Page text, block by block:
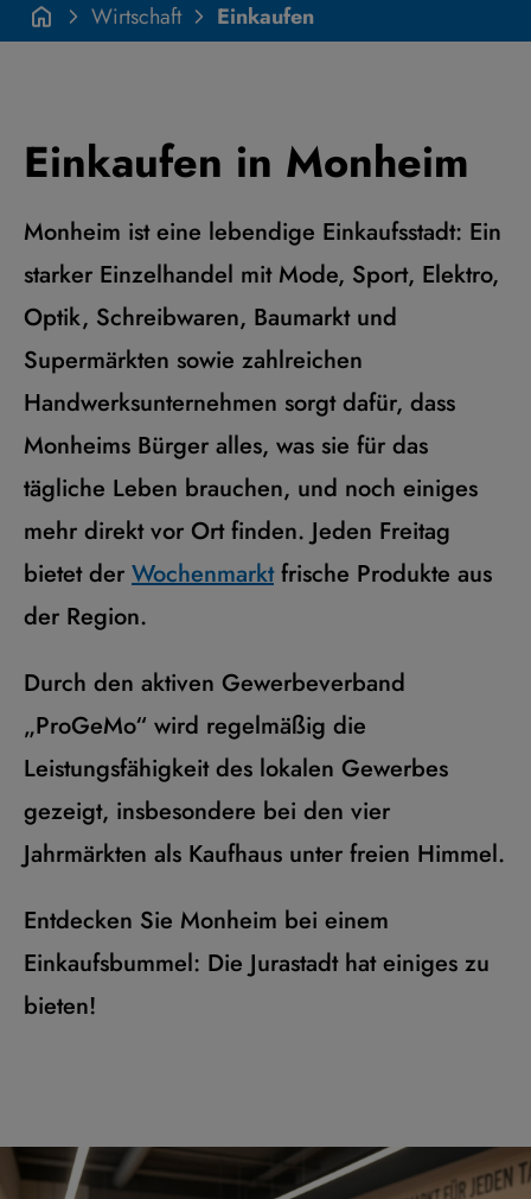
Einkaufen
Wirtschaft
Einkaufen in Monheim
Monheim ist eine lebendige Einkaufsstadt: Ein
starker Einzelhandel mit Mode, Sport, Elektro,
Optik, Schreibwaren, Baumarkt und
Supermärkten sowie zahlreichen
Handwerksunternehmen sorgt dafür, dass
Monheims Bürger alles, was sie für das
tägliche Leben brauchen, und noch einiges
mehr direkt vor Ort finden. Jeden Freitag
bietet der Wochenmarktfrische Produkte aus
der Region.
Durch den aktiven Gewerbeverband
„ProGeMo“ wird regelmäßig die
Leistungsfähigkeit des lokalen Gewerbes
gezeigt, insbesondere bei den vier
Jahrmärkten als Kaufhaus unter freien Himmel.
Entdecken Sie Monheim bei einem
Einkaufsbummel: Die Jurastadt hat einiges zu
bieten!